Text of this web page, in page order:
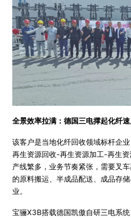
全景效率拉满：德国三电撑起化纤
该客户是当地化纤回收领域标杆企
再生资源回收-再生资源加工-再生
产线繁多，业务节奏紧张，需要叉
的原料搬运、半成品配送、成品存
业。
宝骊X3B搭载德国凯傲自研三电系